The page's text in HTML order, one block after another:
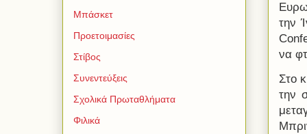
την
να
Στο
την
Μπάσκετ
Προετοιμασίες
Στίβος
Συνεντεύξεις
Σχολικά Πρωταθλήματα
Φιλικά